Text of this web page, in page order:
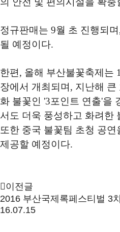
정규판매는 9월 초 진행되며
될 예정이다.
한편, 올해 부산불꽃축제는
장에서 개최되며, 지난해 큰
화 불꽃인 '3포인트 연출'을
서도 더욱 풍성하고 화려한
또한 중국 불꽃팀 초청 공
제공할 예정이다.
이전글
2016 부산국제록페스티벌 3
16.07.15